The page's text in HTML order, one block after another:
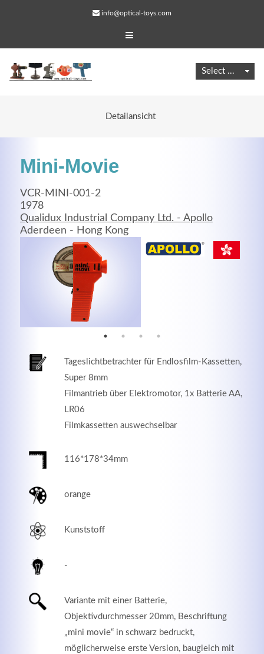
info@optical-toys.com
Detailansicht
Mini-Movie
VCR-MINI-001-2
1978
Qualidux Industrial Company Ltd. - Apollo
Aderdeen - Hong Kong
Tageslichtbetrachter für Endlosfilm-Kassetten,
Super 8mm
Filmantrieb über Elektromotor, 1x Batterie AA,
LR06
Filmkassetten auswechselbar
116*178*34mm
orange
Kunststoff
-
Variante mit einer Batterie,
Objektivdurchmesser 20mm, Beschriftung
„mini movie“ in schwarz bedruckt,
möglicherweise erste Version, baugleich mit
Web Projects
Lorem ipsum dolor sit amet, consectetuer adipiscing
elit. Aenean commodo ligula eget dolor.
Good Service
elit. Aenean commodo ligula eget dolor.
MEHR INFOS